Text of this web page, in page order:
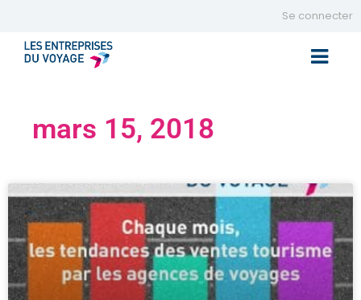
Se connecter
mars 15, 2018